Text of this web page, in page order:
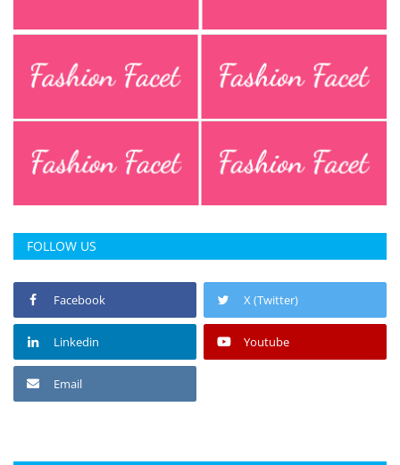
FOLLOW US
Facebook X (Twitter)
Linkedin Youtube
Email